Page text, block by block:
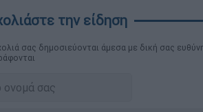
σας δημοσιεύονται άμεσα με δική σας